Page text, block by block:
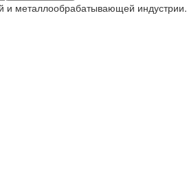
металлообрабатывающей индустрии.